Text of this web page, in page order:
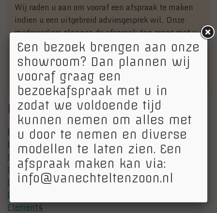
Wij raden u aan om vooraf een afspraak te maken
indien u een uitgebreid adviesgesprek wil. Onze
medewerkers plannen de afspraak dan graag met u
in. Een afspraak maken kan via:
info@vanechteltenzoon.nlof telefonisch via 030-
6562157.
Merken
Barbas
Bellfires
Charnwood
Contura
Dik Geurts
Dru
Element4
Een bezoek brengen aan onze
showroom? Dan plannen wij
vooraf graag een
bezoekafspraak met u in
zodat we voldoende tijd
kunnen nemen om alles met
u door te nemen en diverse
modellen te laten zien. Een
afspraak maken kan via:
info@vanechteltenzoon.nl